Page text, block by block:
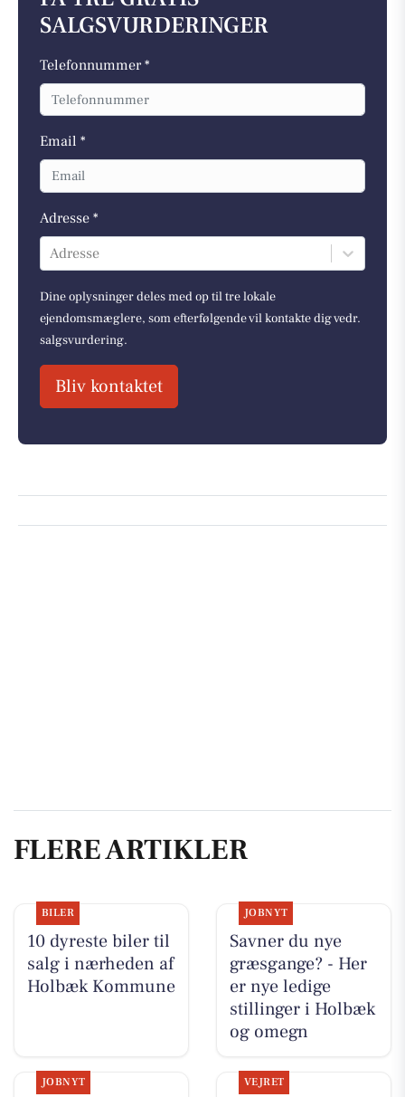
SALGSVURDERINGER
Telefonnummer *
Email *
Adresse *
Adresse
Dine oplysninger deles med op til tre lokale
ejendomsmæglere, som efterfølgende vil kontakte dig vedr.
salgsvurdering.
Bliv kontaktet
FLERE ARTIKLER
BILER
10 dyreste biler til
salg i nærheden af
Holbæk Kommune
JOBNYT
Savner du nye
græsgange? - Her
er nye ledige
stillinger i Holbæk
og omegn
JOBNYT VEJRET